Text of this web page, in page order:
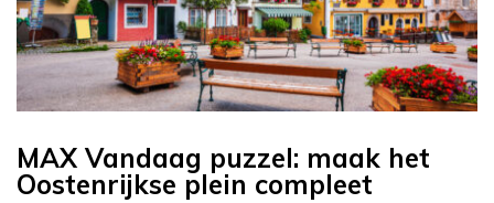
MAX Vandaag puzzel: maak het
Oostenrijkse plein compleet